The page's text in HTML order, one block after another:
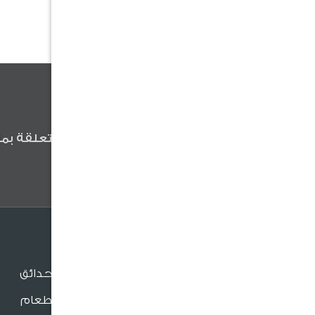
كن أول من يعلم عن آخر الأخبار المتعلقة
جلسات الحدائق
جلسات الطعام